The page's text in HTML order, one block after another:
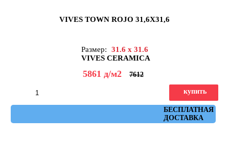
VIVES TOWN ROJO 31,6X31,6
Размер:
31.6 x 31.6
VIVES CERAMICA
5861 д/м2 7612
БЕСПЛАТНАЯ
ДОСТАВКА
купить